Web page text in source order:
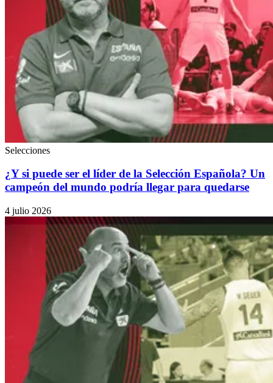
Selecciones
¿Y si puede ser el líder de la Selección Española? Un
campeón del mundo podría llegar para quedarse
4 julio 2026